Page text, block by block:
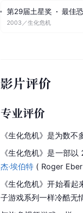
第29届土星奖 · 最佳
2003 ／生化危机
影片评价
专业评价
《生化危机》是为数
《生化危机》是一部
杰·埃伯特 ( Roger
《生化危机》开始看
子游戏系列一样冷酷